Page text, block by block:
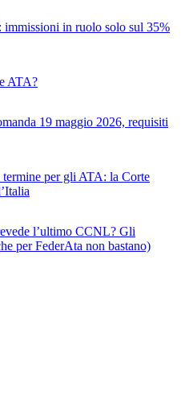
in ruolo solo sul 35%
ATA?
19 maggio 2026, requisiti
per gli ATA: la Corte
l’ultimo CCNL? Gli
per FederAta non bastano)